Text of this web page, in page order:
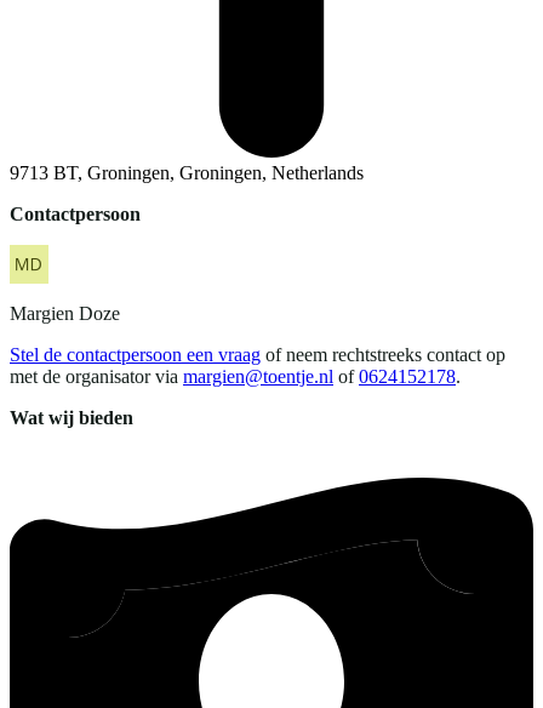
9713 BT, Groningen, Groningen, Netherlands
Contactpersoon
Margien Doze
Stel de contactpersoon een vraag of neem rechtstreeks contact op
met de organisator via margien@toentje.nl of 0624152178.
Wat wij bieden